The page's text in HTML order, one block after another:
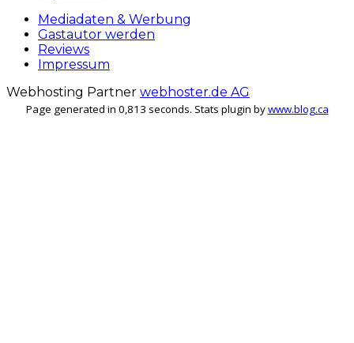
Mediadaten & Werbung
Gastautor werden
Reviews
Impressum
Webhosting Partner webhoster.de AG
Page generated in 0,813 seconds. Stats plugin bywww.blog.ca